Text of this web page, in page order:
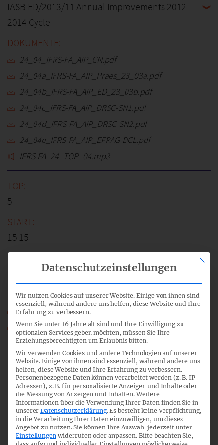
IASB ED/2013/11 Annual Improvements 2012-
2014 Cycle
24_04_IFRS-FA_AIP_CN.pdf
24_04a_IFRS-FA_AIP_Praes_23_03a.pdf
24_04b_IFRS-FA_AIP_ED_23_03b.pdf
24_04c_IFRS-FA_AIP_DRSC-SN1.pdf
24_04d_IFRS-FA_AIP_DRSC-SN2.pdf
24_04e_IFRS-FA_AIP_EFRAG-DCL.pdf
IFRS-FA_24_TOP_04.mp3
5
15:15
Leasing - aktuelle Entwicklungen
24_05_IFRS-FA_Leases_CoverNote.pdf
24_05a_IFRS-FA_Leases_Redeliberations.pdf
IFRS-FA_24_TOP_05.mp3
19
16:15
Mit
Datenschutzeinstellungen
Wir nutzen Cookies auf unserer Website. Einige von ihnen sind
essenziell, während andere uns helfen, diese Website und Ihre
Erfahrung zu verbessern.
Wenn Sie unter 16 Jahre alt sind und Ihre Einwilligung zu
optionalen Services geben möchten, müssen Sie Ihre
Erziehungsberechtigten um Erlaubnis bitten.
Wir verwenden Cookies und andere Technologien auf unserer
Website. Einige von ihnen sind essenziell, während andere uns
helfen, diese Website und Ihre Erfahrung zu verbessern.
Personenbezogene Daten können verarbeitet werden (z. B. IP-
Adressen), z. B. für personalisierte Anzeigen und Inhalte oder
die Messung von Anzeigen und Inhalten. Weitere
Informationen über die Verwendung Ihrer Daten finden Sie in
unserer Datenschutzerklärung. Es besteht keine Verpflichtung,
in die Verarbeitung Ihrer Daten einzuwilligen, um dieses
Angebot zu nutzen. Sie können Ihre Auswahl jederzeit unter
Einstellungen widerrufen oder anpassen. Bitte beachten Sie,